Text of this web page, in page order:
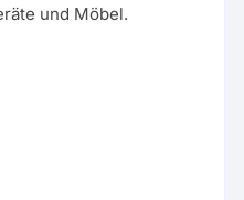
und Möbel.